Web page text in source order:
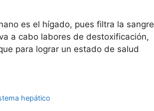
es el hígado, pues filtra la sangre
a cabo labores de destoxificación,
para lograr un estado de salud
hepático